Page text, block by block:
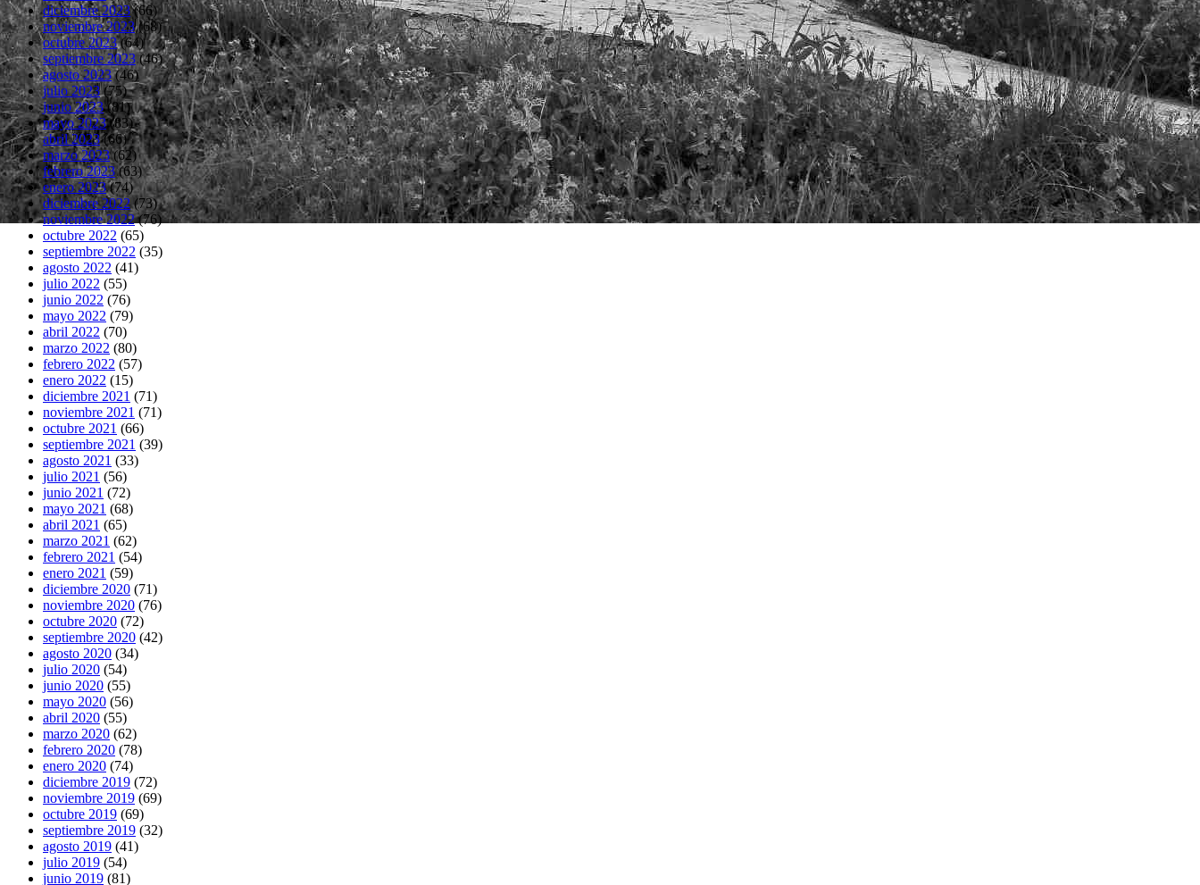
diciembre 2023(66)
noviembre 2023(68)
octubre 2023(64)
septiembre 2023(46)
agosto 2023(46)
julio 2023(75)
junio 2023(81)
mayo 2023(83)
abril 2023(66)
marzo 2023(62)
febrero 2023(63)
enero 2023(74)
diciembre 2022(73)
noviembre 2022(76)
octubre 2022 (65)
septiembre 2022 (35)
agosto 2022 (41)
julio 2022 (55)
junio 2022 (76)
mayo 2022 (79)
abril 2022 (70)
marzo 2022 (80)
febrero 2022 (57)
enero 2022 (15)
diciembre 2021 (71)
noviembre 2021 (71)
octubre 2021 (66)
septiembre 2021 (39)
agosto 2021 (33)
julio 2021 (56)
junio 2021 (72)
mayo 2021 (68)
abril 2021 (65)
marzo 2021 (62)
febrero 2021 (54)
enero 2021 (59)
diciembre 2020 (71)
noviembre 2020 (76)
octubre 2020 (72)
septiembre 2020 (42)
agosto 2020 (34)
julio 2020 (54)
junio 2020 (55)
mayo 2020 (56)
abril 2020 (55)
marzo 2020 (62)
febrero 2020 (78)
enero 2020 (74)
diciembre 2019 (72)
noviembre 2019 (69)
octubre 2019 (69)
septiembre 2019 (32)
agosto 2019 (41)
julio 2019 (54)
junio 2019 (81)